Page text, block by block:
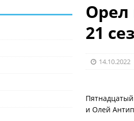
Орел
21
14.10.2022
и Олей